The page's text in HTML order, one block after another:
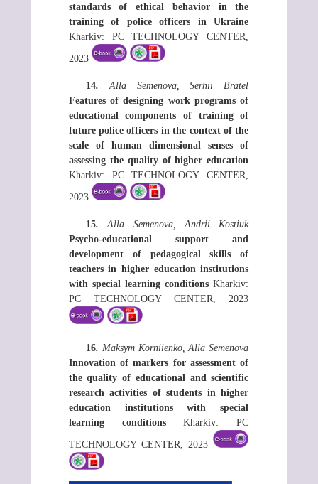
standards of ethical behavior in the
training of police officers in Ukraine
Kharkiv: РС ТЕСHNOLOGY СЕNTЕR,
2023
14. Alla Semenova, Serhii Bratel
Features of designing work programs of
educational components of training of
future police officers in the context of the
scale of human dimensional senses of
assessing the quality of higher education
Kharkiv: РС ТЕСHNOLOGY СЕNTЕR,
2023
15.Alla Semenova, Andrii Kostiuk
Psycho-educational support and
development of pedagogical skills of
teachers in higher education institutions
with special learning conditions Kharkiv:
РС ТЕСHNOLOGY СЕNTЕR, 2023
16. Maksym Korniienko, Alla Semenova
Innovation of markers for assessment of
the quality of educational and scientific
research activities of students in higher
education institutions with special
learning conditionsKharkiv: РС
ТЕСHNOLOGY СЕNTЕR, 2023